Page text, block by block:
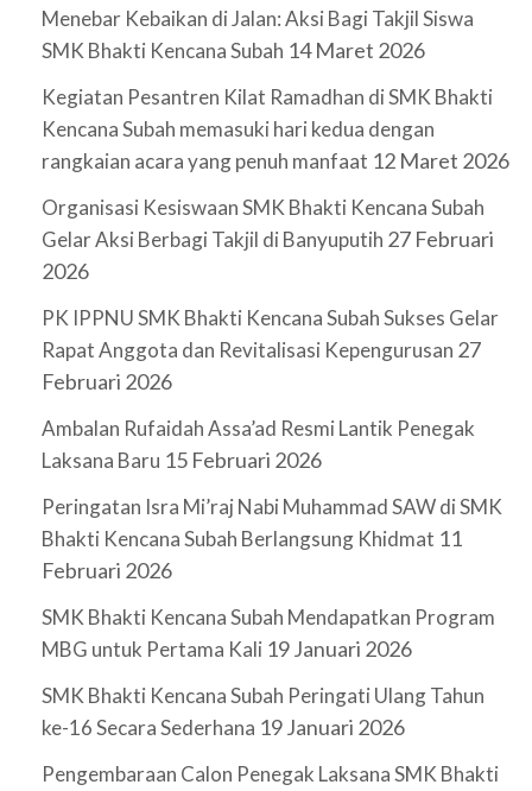
Menebar Kebaikan di Jalan: Aksi Bagi Takjil Siswa
SMK Bhakti Kencana Subah 14 Maret 2026
Kegiatan Pesantren Kilat Ramadhan di SMK Bhakti
Kencana Subah memasuki hari kedua dengan
rangkaian acara yang penuh manfaat 12 Maret 2026
Organisasi Kesiswaan SMK Bhakti Kencana Subah
Gelar Aksi Berbagi Takjil di Banyuputih 27 Februari
2026
PK IPPNU SMK Bhakti Kencana Subah Sukses Gelar
Rapat Anggota dan Revitalisasi Kepengurusan 27
Februari 2026
Ambalan Rufaidah Assa’ad Resmi Lantik Penegak
Laksana Baru 15 Februari 2026
Peringatan Isra Mi’raj Nabi Muhammad SAW di SMK
Bhakti Kencana Subah Berlangsung Khidmat 11
Februari 2026
SMK Bhakti Kencana Subah Mendapatkan Program
MBG untuk Pertama Kali 19 Januari 2026
SMK Bhakti Kencana Subah Peringati Ulang Tahun
ke-16 Secara Sederhana 19 Januari 2026
Pengembaraan Calon Penegak Laksana SMK Bhakti